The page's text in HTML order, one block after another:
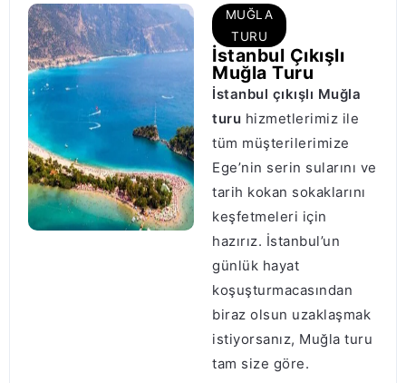
MUĞLA
TURU
İstanbul Çıkışlı
Muğla Turu
İstanbul çıkışlı Muğla
turu hizmetlerimiz ile
tüm müşterilerimize
Ege’nin serin sularını ve
tarih kokan sokaklarını
keşfetmeleri için
hazırız. İstanbul’un
günlük hayat
koşuşturmacasından
biraz olsun uzaklaşmak
istiyorsanız, Muğla turu
tam size göre.